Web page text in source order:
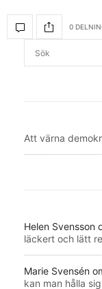
0
Att värna
Helen Svensson
läckert och lätt
Marie Svensén
kan man hålla